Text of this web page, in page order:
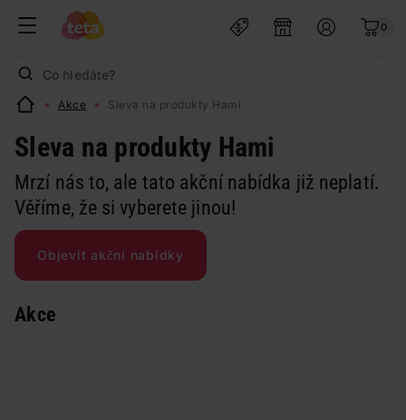
0
Akce Sleva na produkty Hami
Sleva na produkty Hami
Mrzí nás to, ale tato akční nabídka již neplatí.
Věříme, že si vyberete jinou!
Objevit akční nabídky
Akce